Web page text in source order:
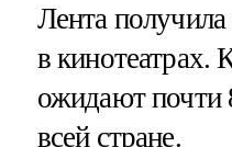
Лента
в кинотеатрах.
ожидают почти
всей стране.